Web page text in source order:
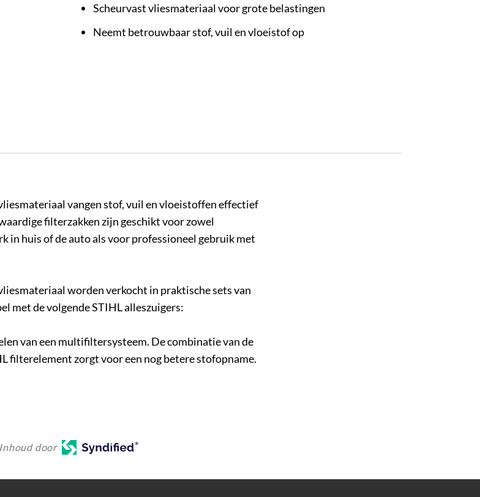
Scheurvast vliesmateriaal voor grote belastingen
Neemt betrouwbaar stof, vuil en vloeistof op
vangen stof, vuil en vloeistoffen effectief
filterzakken zijn geschikt voor zowel
in huis of de auto als voor professioneel gebruik met
worden verkocht in praktische sets van
met de volgende STIHL alleszuigers:
van een multifiltersysteem. De combinatie van de
filterelement zorgt voor een nog betere stofopname.
Inhoud door